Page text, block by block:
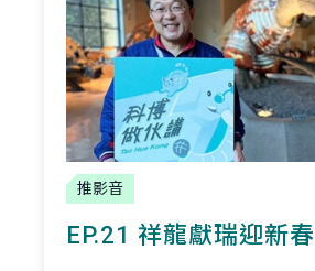
推影音
EP.21 祥龍獻瑞迎新春